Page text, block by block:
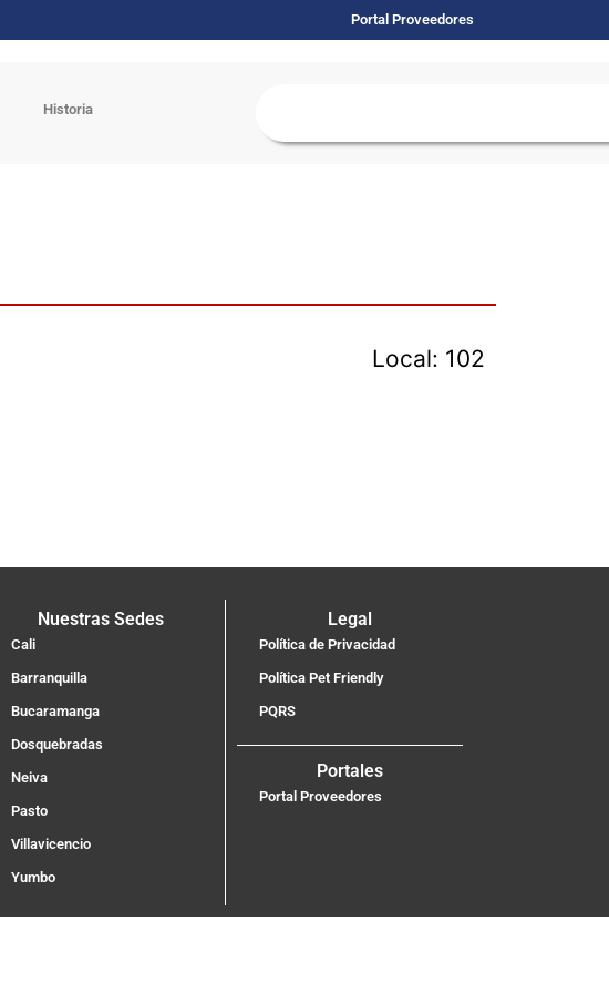
Portal Proveedores
Historia
Local: 102
Nuestras Sedes
Cali
Barranquilla
Bucaramanga
Dosquebradas
Neiva
Pasto
Villavicencio
Yumbo
Legal
Política de Privacidad
Política Pet Friendly
PQRS
Portales
Portal Proveedores